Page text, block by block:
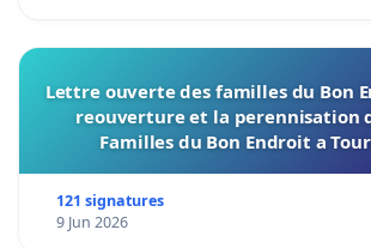
Lettre ouverte des familles du Bon
reouverture et la perennisation
Familles du Bon Endroit a
121 signatures
9 Jun 2026